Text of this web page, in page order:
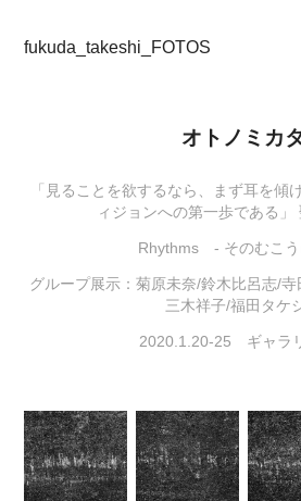
fukuda_takeshi_FOTOS
オトノミカ
「見ることを欲するなら、まず耳を傾
ィジョンへの第一歩である」
Rhythms - そのむこ
グループ展示：菊原未奈/鈴木比呂志/
三木祥子/福田タケ
2020.1.20-25 ギャラ